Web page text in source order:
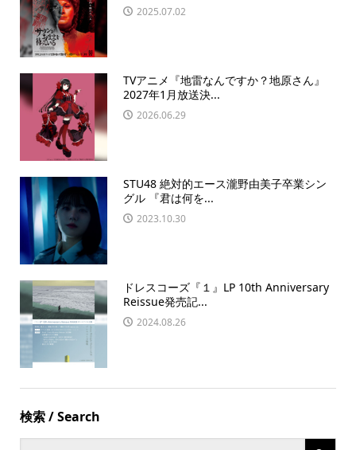
2025.07.02
TVアニメ『地雷なんですか？地原さん』
2027年1月放送決...
2026.06.29
STU48 絶対的エース瀧野由美子卒業シン
グル 『君は何を...
2023.10.30
ドレスコーズ『１』LP 10th Anniversary
Reissue発売記...
2024.08.26
検索 / Search